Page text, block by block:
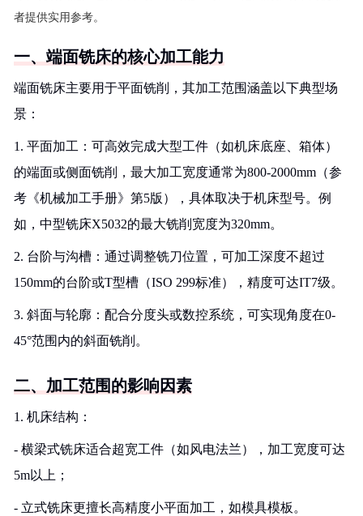
者提供实用参考。
一、端面铣床的核心加工能力
端面铣床主要用于平面铣削，其加工范围涵盖以下典型场
景：
1. 平面加工：可高效完成大型工件（如机床底座、箱体）
的端面或侧面铣削，最大加工宽度通常为800-2000mm（参
考《机械加工手册》第5版），具体取决于机床型号。例
如，中型铣床X5032的最大铣削宽度为320mm。
2. 台阶与沟槽：通过调整铣刀位置，可加工深度不超过
150mm的台阶或T型槽（ISO 299标准），精度可达IT7级。
3. 斜面与轮廓：配合分度头或数控系统，可实现角度在0-
45°范围内的斜面铣削。
二、加工范围的影响因素
1. 机床结构：
- 横梁式铣床适合超宽工件（如风电法兰），加工宽度可达
5m以上；
- 立式铣床更擅长高精度小平面加工，如模具模板。